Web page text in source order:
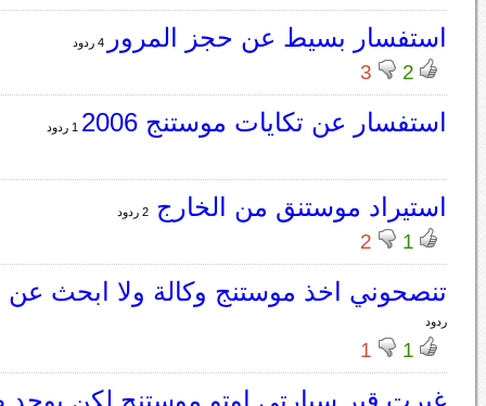
استفسار بسيط عن حجز المرور 4 ردود
2
3
استفسار عن تكايات موستنج 2006
استيراد موستنق من الخارج2 ردود
1
2
تنصحوني اخذ موستنج وكالة ولا ابحث
ردود
1
1
غيرت قير سيارتي اوتو موستنج لكن